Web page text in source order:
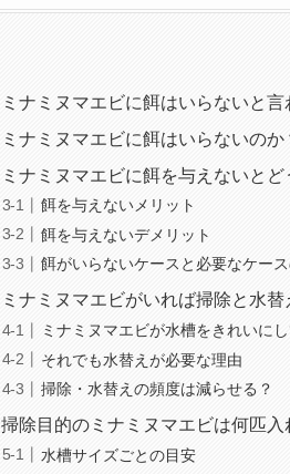
ミナミヌマエビに餌はいらないと言
ミナミヌマエビに餌はいらないのか
ミナミヌマエビに餌を与えないとど
餌を与えないメリット
餌を与えないデメリット
餌がいらないケースと必要なケー
ミナミヌマエビがいれば掃除と水
ミナミヌマエビが水槽をきれいに
それでも水替えが必要な理由
掃除・水替えの頻度は減らせる？
掃除目的のミナミヌマエビは何匹入
水槽サイズごとの目安